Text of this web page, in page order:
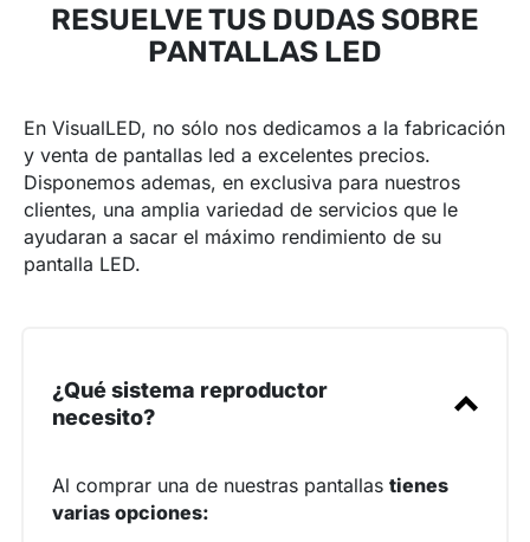
RESUELVE TUS DUDAS SOBRE
PANTALLAS LED
En VisualLED, no sólo nos dedicamos a la fabricación
y venta de pantallas led a excelentes precios.
Disponemos ademas, en exclusiva para nuestros
clientes, una amplia variedad de servicios que le
ayudaran a sacar el máximo rendimiento de su
pantalla LED.
¿Qué sistema reproductor
necesito?
Al comprar una de nuestras pantallas tienes
varias opciones: